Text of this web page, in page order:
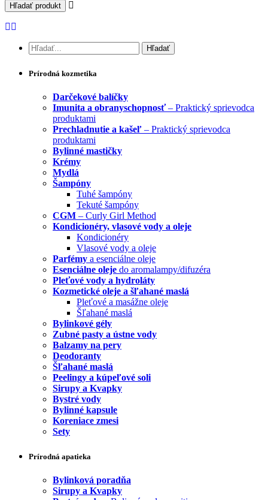
Prírodná kozmetika
Darčekové balíčky
Imunita a obranyschopnosť– Praktický sprievodca
produktami
Prechladnutie a kašeľ – Praktický sprievodca
produktami
Bylinné mastičky
Krémy
Mydlá
Šampóny
Tuhé šampóny
Tekuté šampóny
CGM – Curly Girl Method
Kondicionéry, vlasové vody a oleje
Kondicionéry
Vlasové vody a oleje
Parfémy a esenciálne oleje
Esenciálne oleje do aromalampy/difuzéra
Pleťové vody a hydroláty
Kozmetické oleje a šľahané maslá
Pleťové a masážne oleje
Šľahané maslá
Bylinkové gély
Zubné pasty a ústne vody
Balzamy na pery
Deodoranty
Šľahané maslá
Peelingy a kúpeľové soli
Sirupy a Kvapky
Bystré vody
Bylinné kapsule
Koreniace zmesi
Sety
Prírodná apatieka
Bylinková poradňa
Sirupy a Kvapky